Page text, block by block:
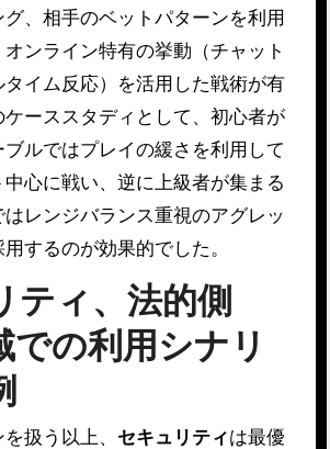
、相手のベットパターンを利用
ンライン特有の挙動（チャット
イム反応）を活用した戦術が有
ーススタディとして、初心者が
ルではプレイの緩さを利用して
心に戦い、逆に上級者が集まる
はレンジバランス重視のアグレッ
するのが効果的でした。
ティ、法的側
での利用シナリ
扱う以上、 セキュリティは最優